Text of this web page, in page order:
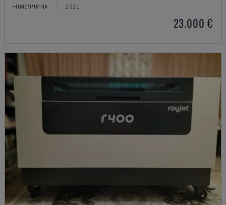
НІМЕЧЧИНА 2021
23.000 €